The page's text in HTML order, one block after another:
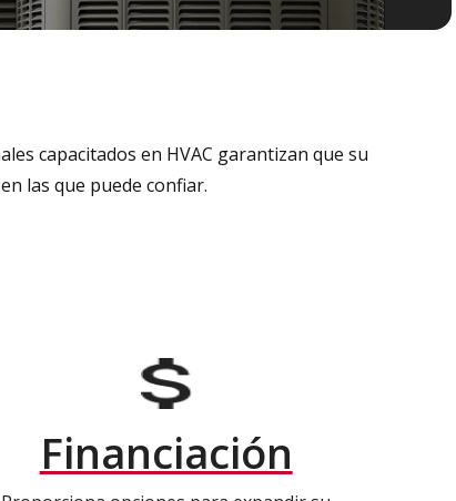
capacitados en HVAC garantizan que su
las que puede confiar.
Financiación